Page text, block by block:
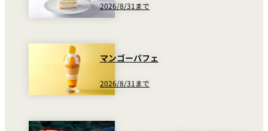
2026/8/31まで
マンゴーパフェ
2026/8/31まで